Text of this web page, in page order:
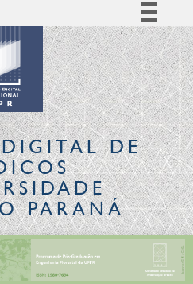
Simplifique!
Comunica BR
Participe
Acesso à informação
Legislação
CanaisDE
PARANÁ